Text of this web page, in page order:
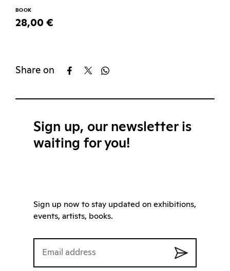
BOOK
28,00 €
Share on
Sign up, our newsletter is
waiting for you!
Sign up now to stay updated on exhibitions,
events, artists, books.